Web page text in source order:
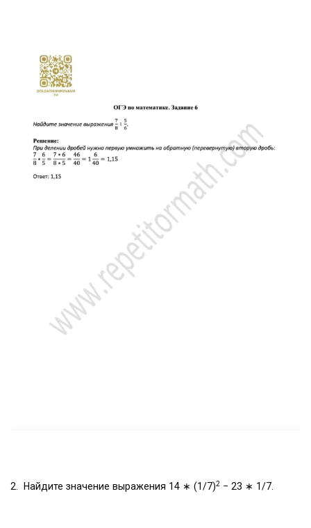
2. Найдите значение выражения 14 ∗ (1/7)2 − 23 ∗ 1/7.